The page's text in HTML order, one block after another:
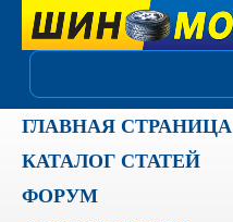
ГЛАВНАЯ СТРАНИЦА
КАТАЛОГ СТАТЕЙ
ФОРУМ